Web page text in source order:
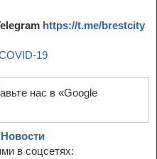
https://t.me/brestcity
19
нас в «Google
в соцсетях: